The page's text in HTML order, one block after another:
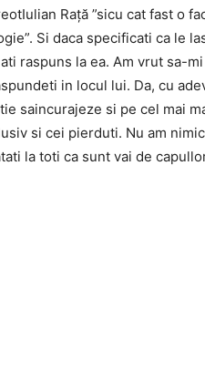
Rață ”sicu cat fast o
Si daca specificati ca le
raspuns la ea. Am vrut sa-
in locul lui. Da, cu
saincurajeze si pe cel mai
si cei pierduti. Nu am
la toti ca sunt vai de